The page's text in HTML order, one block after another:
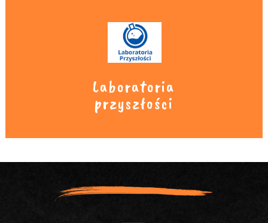
Laboratoria
przyszłości